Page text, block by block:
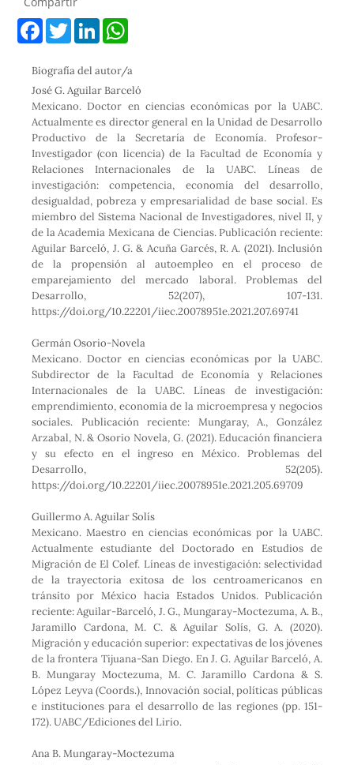
F
b
o
o
k
T
w
t
e
r
L
e
d
n
W
s
A
p
p
Biografía del autor/a
José G. Aguilar Barceló
Mexicano. Doctor en ciencias económicas por la UABC.
Actualmente es director general en la Unidad de Desarrollo
Productivo de la Secretaría de Economía. Profesor-
Investigador (con licencia) de la Facultad de Economía y
Relaciones Internacionales de la UABC. Líneas de
investigación: competencia, economía del desarrollo,
desigualdad, pobreza y empresarialidad de base social. Es
miembro del Sistema Nacional de Investigadores, nivel II, y
de la Academia Mexicana de Ciencias. Publicación reciente:
Aguilar Barceló, J. G. & Acuña Garcés, R. A. (2021). Inclusión
de la propensión al autoempleo en el proceso de
emparejamiento del mercado laboral. Problemas del
Desarrollo, 52(207), 107-131.
https://doi.org/10.22201/iiec.20078951e.2021.207.69741
Germán Osorio-Novela
Mexicano. Doctor en ciencias económicas por la UABC.
Subdirector de la Facultad de Economía y Relaciones
Internacionales de la UABC. Líneas de investigación:
emprendimiento, economía de la microempresa y negocios
sociales. Publicación reciente: Mungaray, A., González
Arzabal, N. & Osorio Novela, G. (2021). Educación financiera
y su efecto en el ingreso en México. Problemas del
Desarrollo, 52(205).
https://doi.org/10.22201/iiec.20078951e.2021.205.69709
Guillermo A. Aguilar Solís
Mexicano. Maestro en ciencias económicas por la UABC.
Actualmente estudiante del Doctorado en Estudios de
Migración de El Colef. Líneas de investigación: selectividad
de la trayectoria exitosa de los centroamericanos en
tránsito por México hacia Estados Unidos. Publicación
reciente: Aguilar-Barceló, J. G., Mungaray-Moctezuma, A. B.,
Jaramillo Cardona, M. C. & Aguilar Solís, G. A. (2020).
Migración y educación superior: expectativas de los jóvenes
de la frontera Tijuana-San Diego. En J. G. Aguilar Barceló, A.
B. Mungaray Moctezuma, M. C. Jaramillo Cardona & S.
López Leyva (Coords.), Innovación social, políticas públicas
e instituciones para el desarrollo de las regiones (pp. 151-
172). UABC/Ediciones del Lirio.
Ana B. Mungaray-Moctezuma